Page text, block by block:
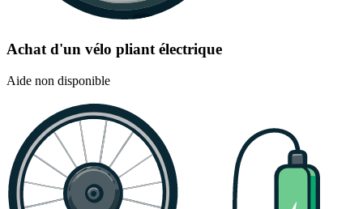
Achat d'un vélo pliant électrique
Aide non disponible